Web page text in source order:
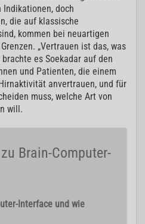
doch
die auf klassische
kommen bei neuartigen
„Vertrauen ist das, was
es Soekadar auf den
und Patienten, die einem
anvertrauen, und für
muss, welche Art von
will.
Brain-Computer-
Interface und wie